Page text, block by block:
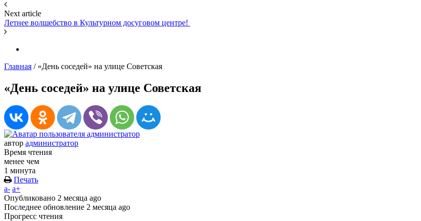
Next article
Летнее волшебство в Культурном досуговом центре! ️
Главная / «День соседей» на улице Советская
«День соседей» на улице Советская
автор администратор
Время чтения
менее чем
1 минута
Печать
a- a+
Опубликовано 2 месяца ago
Последнее обновление 2 месяца ago
Прогресс чтения